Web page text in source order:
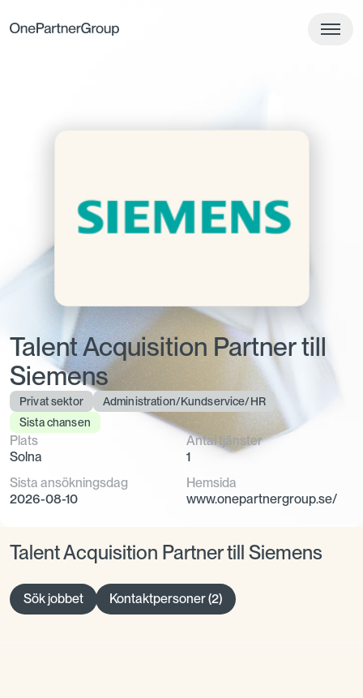
Talent Acquisition Partner till
Siemens
Privat sektor
Administration/Kundservice/HR
Sista chansen
Plats
Solna
Antal tjänster
1
Sista ansökningsdag
2026-08-10
Hemsida
www.onepartnergroup.se/
Talent Acquisition Partner till Siemens
Sök jobbet Kontaktpersoner (2)